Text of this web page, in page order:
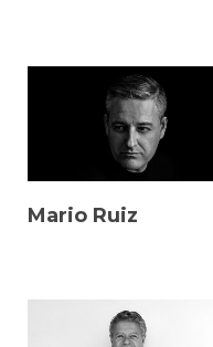
Mario Ruiz